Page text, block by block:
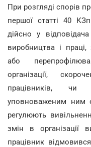
При розгляді спорів
першої статті 40
дійсно у
виробництва і праці,
або
організації,
працівників,
уповноваженим ним
регулюють
змін в організації
працівник